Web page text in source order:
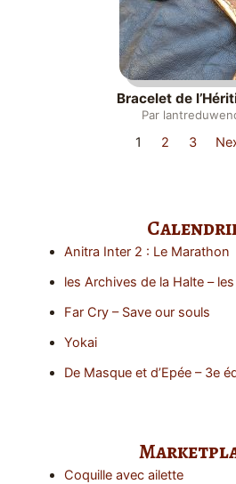
Bracelet de
Par
1 2 3
Anitra Inter 2 : Le Marathon
les Archives de la Halte –
Far Cry – Save our souls
Yokai
De Masque et d’Epée – 3e
Coquille avec ailette